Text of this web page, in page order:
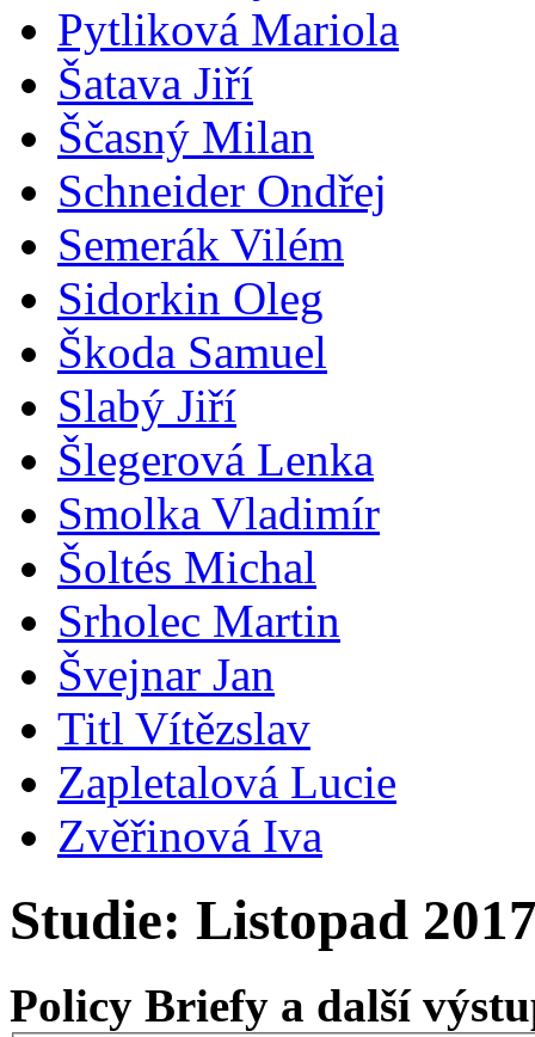
Pytliková Mariola
Šatava Jiří
Ščasný Milan
Schneider Ondřej
Semerák Vilém
Sidorkin Oleg
Škoda Samuel
Slabý Jiří
Šlegerová Lenka
Smolka Vladimír
Šoltés Michal
Srholec Martin
Švejnar Jan
Titl Vítězslav
Zapletalová Lucie
Zvěřinová Iva
Studie: Listopad
Policy Briefy a další